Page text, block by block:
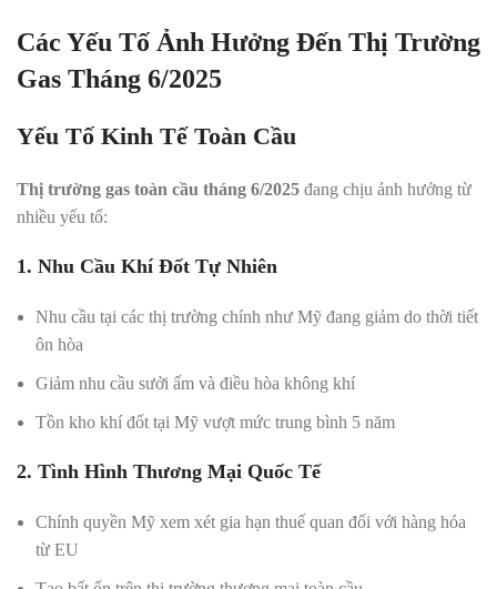
Các Yếu Tố Ảnh Hưởng Đến Thị Trường
Gas Tháng 6/2025
Yếu Tố Kinh Tế Toàn Cầu
Thị trường gas toàn cầu tháng 6/2025 đang chịu ảnh hưởng từ
nhiều yếu tố:
1. Nhu Cầu Khí Đốt Tự Nhiên
Nhu cầu tại các thị trường chính như Mỹ đang giảm do thời tiết
ôn hòa
Giảm nhu cầu sưởi ấm và điều hòa không khí
Tồn kho khí đốt tại Mỹ vượt mức trung bình 5 năm
2. Tình Hình Thương Mại Quốc Tế
Chính quyền Mỹ xem xét gia hạn thuế quan đối với hàng hóa
từ EU